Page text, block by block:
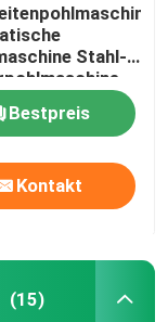
Stahl-
Bestpreis
Kontakt
(15)